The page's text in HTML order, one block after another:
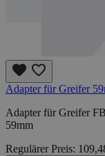
Adapter für Greifer
Adapter für Greifer
59mm
Regulärer Preis: